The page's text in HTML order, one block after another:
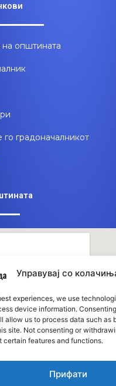
Управувај со
experiences, we use
device information.
allow us to process data such as
site. Not consenting or
certain features and functions.
Прифати
e
d
n
на општината
го градоначалникот